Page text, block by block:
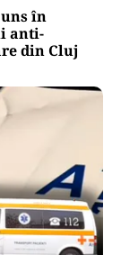
în
anti-
din Cluj